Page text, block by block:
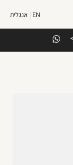
EN | אנגלית